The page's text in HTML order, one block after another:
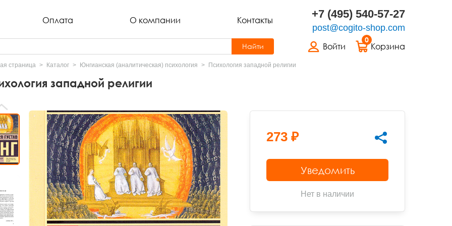
Оплата О компании Контакты +7 (495) 540-57-27
post@cogito-shop.com
Войти
0
Корзина
Найти
страница Каталог Юнгианская (аналитическая) психология Психология западной религии
западной религии
273 ₽
Уведомить
Нет в наличии